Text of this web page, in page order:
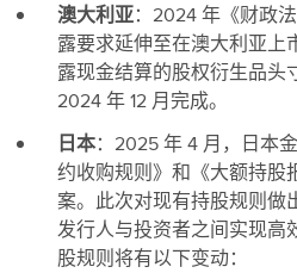
澳大利亚：2024 年《财政
露要求延伸至在澳大利亚上
露现金结算的股权衍生品头
2024 年 12 月完成。
日本：2025 年 4 月，日本
约收购规则》和《大额持股
案。此次对现有持股规则做
发行人与投资者之间实现高
股规则将有以下变动：